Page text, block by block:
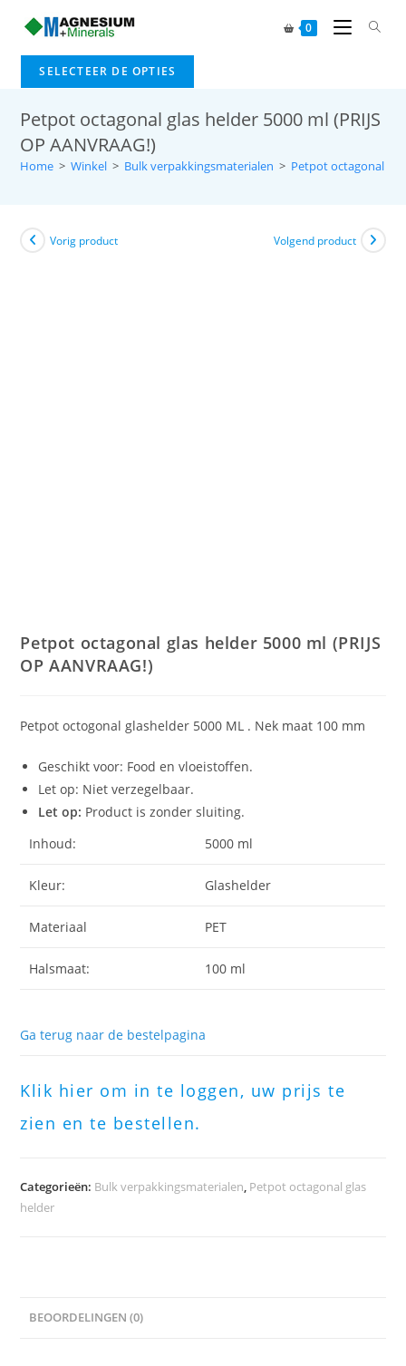
0
SELECTEER DE OPTIES
Petpot octagonal glas helder 5000 ml (PRIJS
OP AANVRAAG!)
Home > Winkel > Bulk verpakkingsmaterialen > Petpot octagonal
Vorig product Volgend product
Petpot octagonal glas helder 5000 ml (PRIJS
OP AANVRAAG!)
Petpot octogonal glashelder 5000 ML . Nek maat 100 mm
Geschikt voor: Food en vloeistoffen.
Let op: Niet verzegelbaar.
Let op: Product is zonder sluiting.
Inhoud:
5000 ml
Kleur: Glashelder
Materiaal PET
Halsmaat: 100 ml
Ga terug naar de bestelpagina
Klik hier om in te loggen, uw prijs te
zien en te bestellen.
Categorieën: Bulk verpakkingsmaterialen, Petpot octagonal glas
helder
BEOORDELINGEN (0)